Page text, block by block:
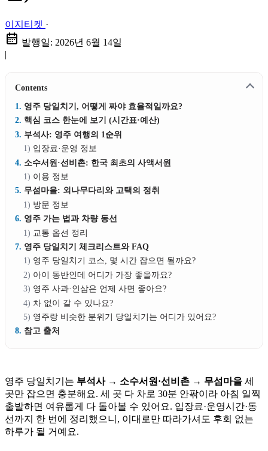
이지티켓 ·
발행일: 2026년 6월 14일
|
Contents
영주 당일치기, 어떻게 짜야 효율적일까요?
핵심 코스 한눈에 보기 (시간표·예산)
부석사: 영주 여행의 1순위
입장료·운영 정보
소수서원·선비촌: 한국 최초의 사액서원
이용 정보
무섬마을: 외나무다리와 고택의 정취
방문 정보
영주 가는 법과 차량 동선
교통 옵션 정리
영주 당일치기 체크리스트와 FAQ
영주 당일치기 코스, 몇 시간 잡으면 될까요?
아이 동반인데 어디가 가장 좋을까요?
영주 사과·인삼은 언제 사면 좋아요?
차 없이 갈 수 있나요?
영주랑 비슷한 분위기 당일치기는 어디가 있어요?
참고 출처
영주 당일치기는 부석사 → 소수서원·선비촌 → 무섬마을 세
곳만 잡으면 충분해요. 세 곳 다 차로 30분 안팎이라 아침 일찍
출발하면 여유롭게 다 돌아볼 수 있어요. 입장료·운영시간·동
선까지 한 번에 정리했으니, 이대로만 따라가셔도 후회 없는
하루가 될 거예요.